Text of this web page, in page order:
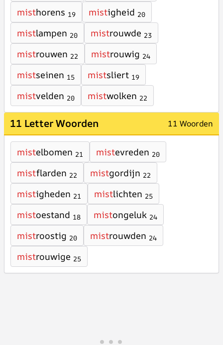
misthorens 19 mistigheid 20
mistlampen 20 mistrouwde 23
mistrouwen 22 mistrouwig 24
mistseinen 15 mistsliert 19
mistvelden 20 mistwolken 22
11 Letter Woorden 11 Woorden
mistelbomen 21 mistevreden 20
mistflarden 22 mistgordijn 22
mistigheden 21 mistlichten 25
mistoestand 18 mistongeluk 24
mistroostig 20 mistrouwden 24
mistrouwige 25